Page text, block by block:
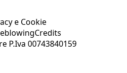
e Cookie
Credits
P.Iva 00743840159